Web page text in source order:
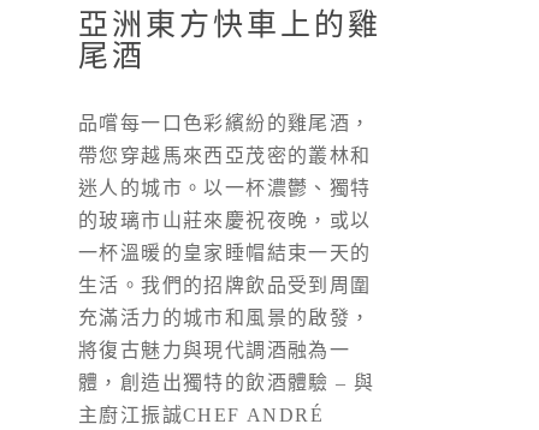
亞洲東方快車上的雞
尾酒
品嚐每一口色彩繽紛的雞尾酒，
帶您穿越馬來西亞茂密的叢林和
迷人的城市。以一杯濃鬱、獨特
的玻璃市山莊來慶祝夜晚，或以
一杯溫暖的皇家睡帽結束一天的
生活。我們的招牌飲品受到周圍
充滿活力的城市和風景的啟發，
將復古魅力與現代調酒融為一
體，創造出獨特的飲酒體驗 – 與
主廚江振誠CHEF ANDRÉ